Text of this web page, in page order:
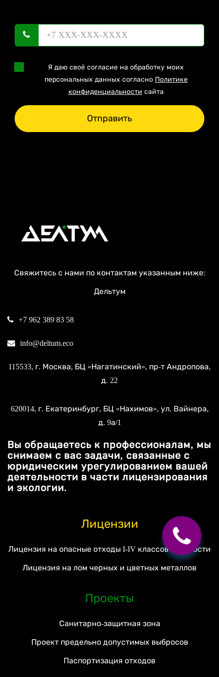
Я даю своё согласие на обработку моих
персональных данных согласно Политике
конфиденциальности сайта
Отправить
Свяжитесь с нами по контактам указанным ниже:
Дельтум
+7 962 389 83 58
info@deltum.eco
115533, г. Москва, БЦ «Нагатинский», пр-т Андропова,
д. 22
620014, г. Екатеринбург, БЦ «Нахимов», ул. Вайнера,
д. 9а/1
Вы обращаетесь к профессионалам, мы
снимаем с вас задачи, связанные с
юридическим урегулированием вашей
деятельности в части лицензирования
и экологии.
Лицензии
Лицензия на опасные отходы I-IV классов опасности
Лицензия на лом черных и цветных металлов
Проекты
Санитарно-защитная зона
Проект предельно допустимых выбросов
Паспортизация отходов